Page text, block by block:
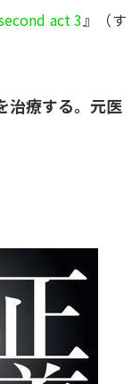
act 3』（す
治療する。元医